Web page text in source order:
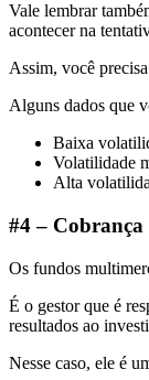
Vale lembrar
acontecer na
Assim, você
Alguns dados que
Baixa
Volatilidade
Alta
#4 – Cobrança
Os fundos
É o gestor que é
resultados ao
Nesse caso, ele é